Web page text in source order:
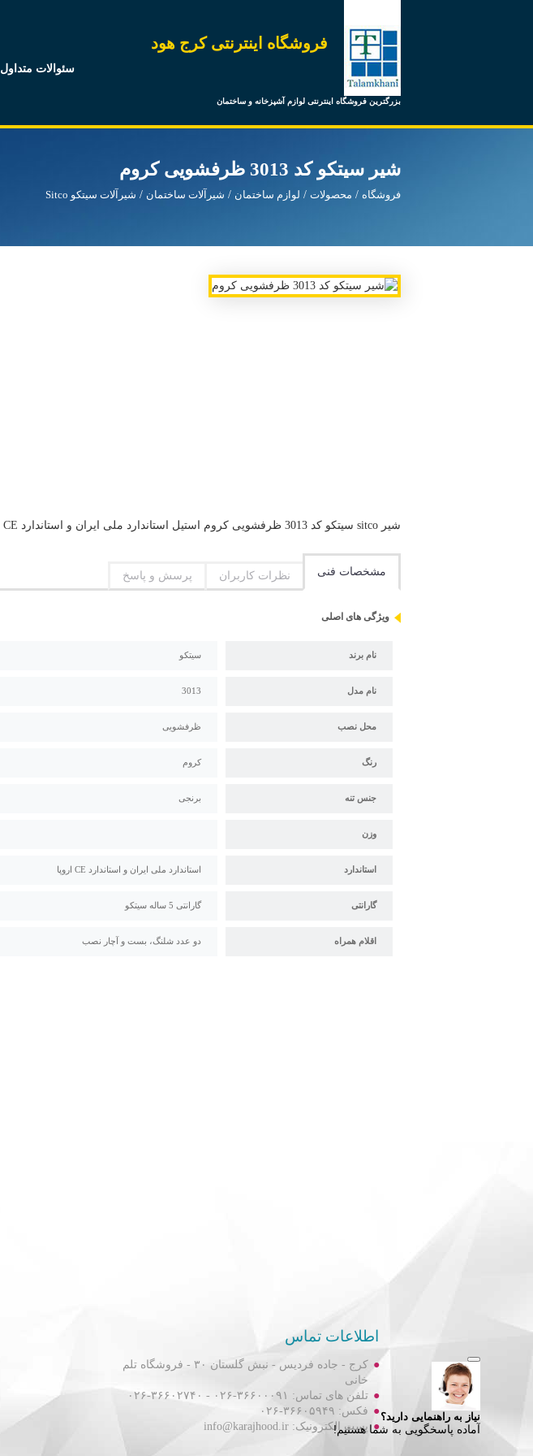
فروشگاه اینترنتی کرج هود
بزرگترین فروشگاه اینترنتی لوازم آشپزخانه و ساختمان
سئوالات متداول
شیر سیتکو کد 3013 ظرفشویی کروم
فروشگاه محصولات لوازم ساختمان شیرآلات ساختمان شیرآلات سیتکو Sitco
شیر sitco سیتکو کد 3013 ظرفشویی کروم استیل استاندارد ملی ایران و استاندارد CE اروپا گارانتی 5 ساله سیتکو دو عدد شلنگ، بست و آچار نصب
مشخصات فنی نظرات کاربران پرسش و پاسخ
ویژگی های اصلی
نام برند سیتکو
نام مدل 3013
محل نصب ظرفشویی
رنگ کروم
جنس تنه برنجی
وزن
استاندارد استاندارد ملی ایران و استاندارد CE اروپا
گارانتی گارانتی 5 ساله سیتکو
اقلام همراه دو عدد شلنگ، بست و آچار نصب
اطلاعات تماس
کرج - جاده فردیس - نبش گلستان ۳۰ - فروشگاه تلم
خانی
تلفن های تماس: ۳۶۶۰۰۰۹۱-۰۲۶ - ۳۶۶۰۲۷۴۰-۰۲۶
فکس: ۳۶۶۰۵۹۴۹-۰۲۶
پست الکترونیک: info@karajhood.ir